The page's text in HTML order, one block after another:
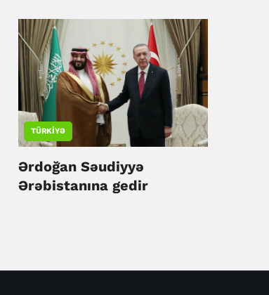
öhdəliyi götürdü
TÜRKIYƏ
Ərdoğan Səudiyyə
Ərəbistanına gedir